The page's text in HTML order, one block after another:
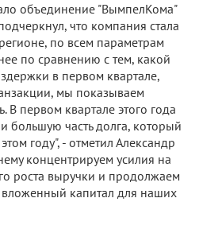
объединение "ВымпелКома"
что компания стала
по всем параметрам
по сравнению с тем, какой
в первом квартале,
мы показываем
В первом квартале этого года
большую часть долга, который
году", - отметил Александр
концентрируем усилия на
роста выручки и продолжаем
вложенный капитал для наших